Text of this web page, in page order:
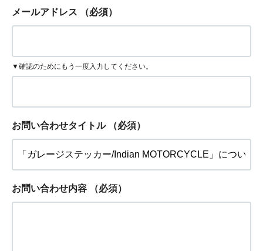
メールアドレス （必須）
▼確認のためにもう一度入力してください。
お問い合わせタイトル （必須）
お問い合わせ内容 （必須）